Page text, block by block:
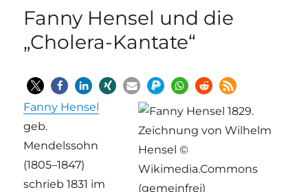
Fanny Hensel und die
„Cholera-Kantate“
Fanny Hensel
geb.
Mendelssohn
(1805–1847)
schrieb 1831 im